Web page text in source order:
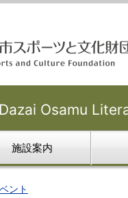
Osamu
施設案内
ント